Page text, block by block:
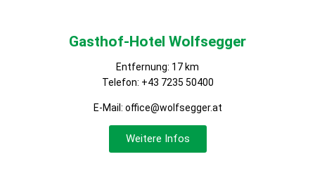
Gasthof-Hotel Wolfsegger
Entfernung: 17 km
Telefon: +43 7235 50400
E-Mail: office@wolfsegger.at
Weitere Infos